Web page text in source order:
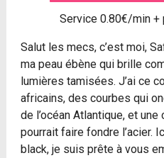
Service 0.80€/min +
Salut les mecs, c’est moi,
ma peau ébène qui brille
lumières tamisées. J’ai ce
africains, des courbes qui
de l’océan Atlantique, et
pourrait faire fondre l’acier.
black, je suis prête à vous